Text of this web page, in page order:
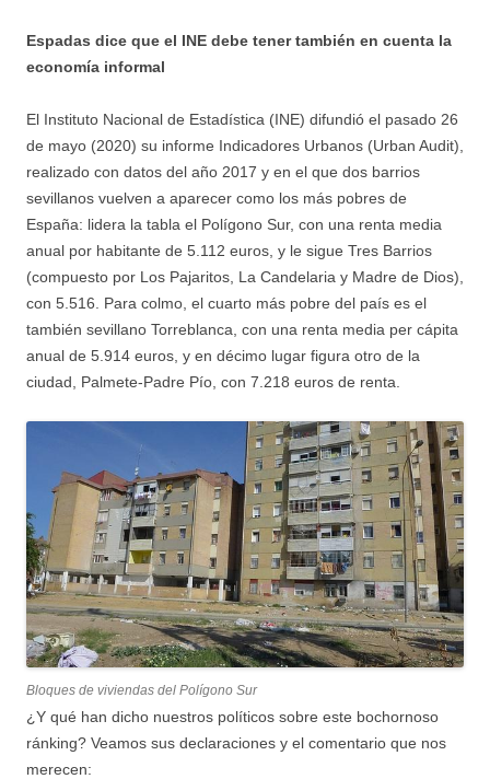
Espadas dice que el INE debe tener también en cuenta la
economía informal
El Instituto Nacional de Estadística (INE) difundió el pasado 26
de mayo (2020) su informe Indicadores Urbanos (Urban Audit),
realizado con datos del año 2017 y en el que dos barrios
sevillanos vuelven a aparecer como los más pobres de
España: lidera la tabla el Polígono Sur, con una renta media
anual por habitante de 5.112 euros, y le sigue Tres Barrios
(compuesto por Los Pajaritos, La Candelaria y Madre de Dios),
con 5.516. Para colmo, el cuarto más pobre del país es el
también sevillano Torreblanca, con una renta media per cápita
anual de 5.914 euros, y en décimo lugar figura otro de la
ciudad, Palmete-Padre Pío, con 7.218 euros de renta.
Bloques de viviendas del Polígono Sur
¿Y qué han dicho nuestros políticos sobre este bochornoso
ránking? Veamos sus declaraciones y el comentario que nos
merecen: